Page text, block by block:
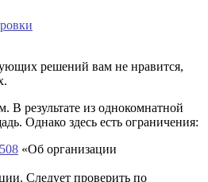
решений вам не нравится,
В результате из однокомнатной
Однако здесь есть ограничения:
«Об организации
Следует проверить по